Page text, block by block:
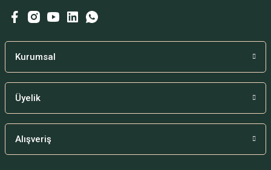
Kurumsal
Üyelik
Alışveriş